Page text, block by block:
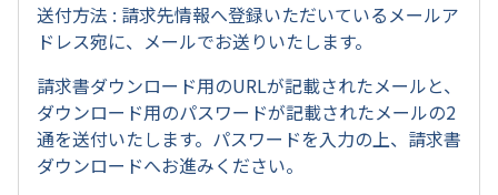
送付方法 : 請求先情報へ登録いただいているメールア
ドレス宛に、メールでお送りいたします。
請求書ダウンロード用のURLが記載されたメールと、
ダウンロード用のパスワードが記載されたメールの2
通を送付いたします。パスワードを入力の上、請求書
ダウンロードへお進みください。